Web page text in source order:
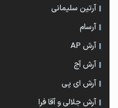
آرتین سلیمانی
آرسام
آرش AP
آرش آج
آرش ای پی
آرش جلالی و آقا فرا